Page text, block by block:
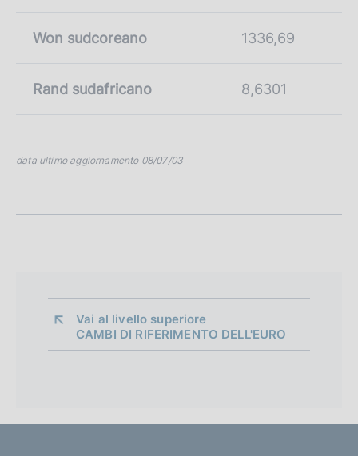
Won sudcoreano 1336,69
Rand sudafricano 8,6301
data ultimo aggiornamento 08/07/03
Vai al livello superiore
CAMBI DI RIFERIMENTO DELL'EURO